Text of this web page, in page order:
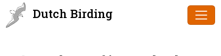
Dutch Birding